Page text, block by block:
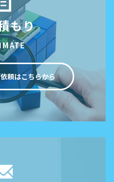
もり
頼はこちらから